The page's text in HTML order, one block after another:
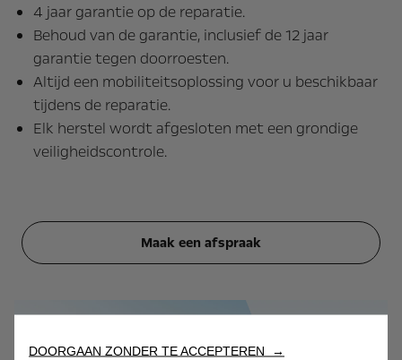
4 jaar garantie op de reparatie.
Behoud van de garantie, inclusief de 12 jaar
garantie tegen doorroesten.
Altijd een mobiliteitsoplossing voor u beschikbaar
tijdens de reparatie.
Elk herstel wordt afgesloten met een grondige
veiligheidscontrole.
Maak een afspraak
DOORGAAN ZONDER TE ACCEPTEREN →